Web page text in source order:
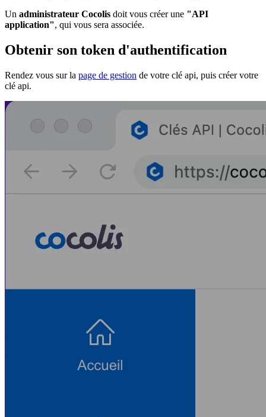
Un administrateur Cocolis doit vous créer une "API
application", qui vous sera associée.
Obtenir son token d'authentification
Rendez vous sur la page de gestion de votre clé api, puis créer votre
clé api.